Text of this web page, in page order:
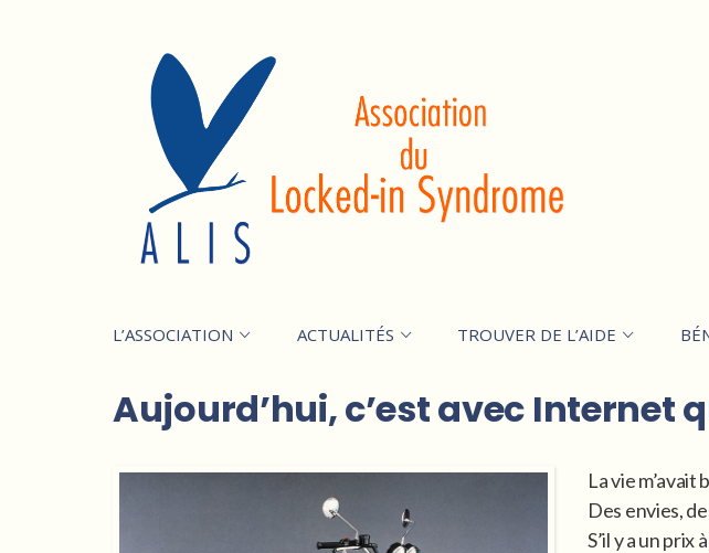
L’ASSOCIATION ACTUALITÉS TROUVER DE L’AIDE
Aujourd’hui, c’est avec Internet
La vie
Des envies,
S’il y a un